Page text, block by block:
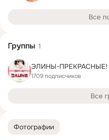
Фотографии
Все
Группы 1
ЭЛИНЫ-ПРЕКРАСНЫЕ!
1709 подписчиков
Все